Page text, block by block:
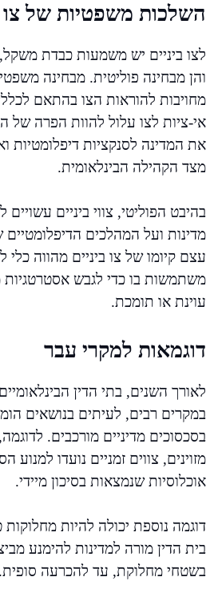
השלכות משפטיות של צו
לצו ביניים יש משמעות כבדת
והן מבחינה פוליטית. מבחינה
מחויבות להוראות הצו בהתאם
אי-ציות לצו עלול להוות הפרה של
את המדינה לסנקציות דיפלומטיות
מצד הקהילה הבינלאומית.
בהיבט הפוליטי, צווי ביניים
מדינות ועל המהלכים הדיפלומטיים
עצם קיומו של צו ביניים מהווה
משתמשות בו כדי לגבש אסטרטגיות
עוינת או תומכת.
דוגמאות למקרי עבר
לאורך השנים, בתי הדין
במקרים רבים, לעיתים בנושאים
בסכסוכים מדיניים מורכבים.
מזוינים, צווים זמניים נועדו למנוע
אוכלוסיות שנמצאות בסיכון מיידי.
דוגמה נוספת יכולה להיות מחלוקות
בית הדין מורה למדינות להימנע
בשטחי מחלוקת, עד להכרעה סופית.